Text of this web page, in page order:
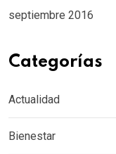
septiembre 2016
Categorías
Actualidad
Bienestar